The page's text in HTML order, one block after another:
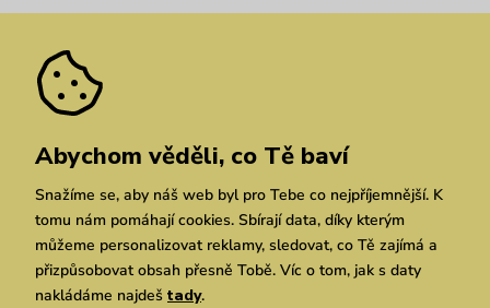
Pozáruční opravy
Velkoobchod
We Care
Dárkové poukazy
Vuchlook
Prodejny
Praha Brno Chrudim
Zásady ochrany osobních údajů
Abychom věděli, co Tě baví
Snažíme se, aby náš web byl pro Tebe co nejpříjemnější. K
tomu nám pomáhají cookies. Sbírají data, díky kterým
můžeme personalizovat reklamy, sledovat, co Tě zajímá a
přizpůsobovat obsah přesně Tobě. Víc o tom, jak s daty
nakládáme najdeš tady.